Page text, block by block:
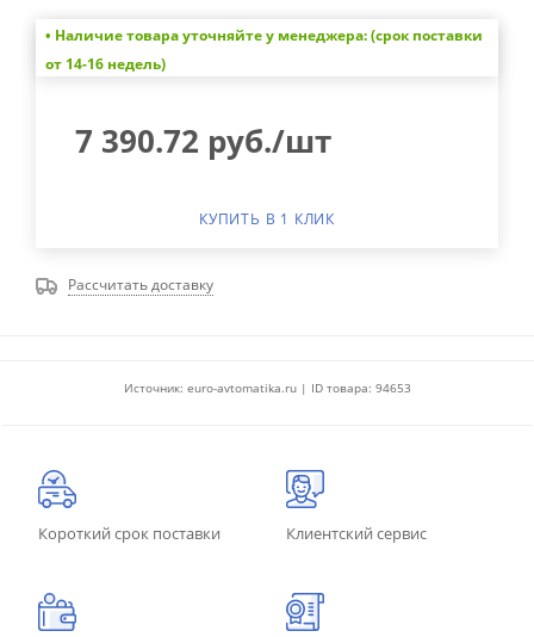
• Наличие товара уточняйте у менеджера: (срок поставки
от 14-16 недель)
7 390.72 руб./шт
КУПИТЬ В 1 КЛИК
Рассчитать доставку
Источник: euro-avtomatika.ru | ID товара: 94653
Короткий срок поставки Клиентский сервис